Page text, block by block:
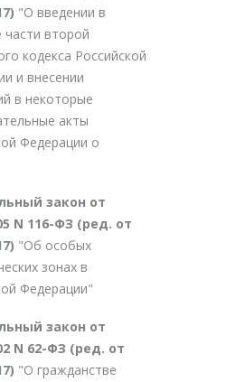
"О введении в
части второй
кодекса Российской
и внесении
в некоторые
акты
Федерации о
закон от
N 116-ФЗ (ред. от
"Об особых
зонах в
Федерации"
закон от
N 62-ФЗ (ред. от
"О гражданстве